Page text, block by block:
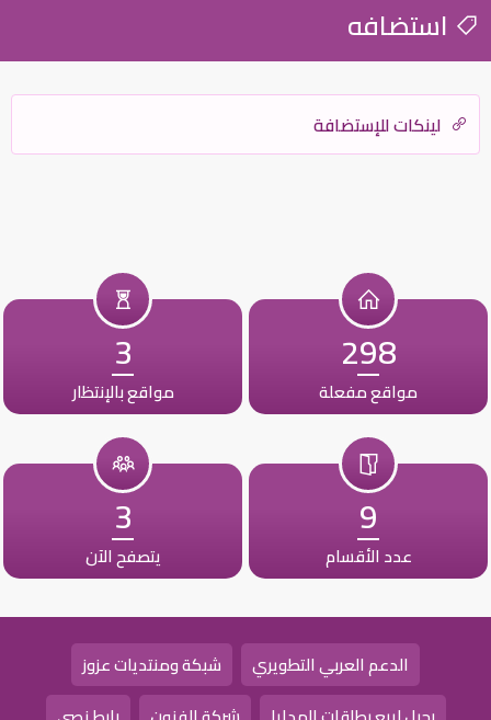
استضافه
لينكات للإستضافة
298
مواقع مفعلة
3
مواقع بالإنتظار
9
عدد الأقسام
3
يتصفح الآن
الدعم العربي التطويري
شبكة ومنتديات عزوز